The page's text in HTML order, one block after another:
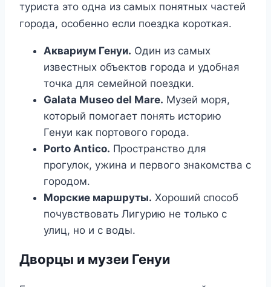
туриста это одна из самых понятных частей
города, особенно если поездка короткая.
Аквариум Генуи. Один из самых
известных объектов города и удобная
точка для семейной поездки.
Galata Museo del Mare. Музей моря,
который помогает понять историю
Генуи как портового города.
Porto Antico. Пространство для
прогулок, ужина и первого знакомства с
городом.
Морские маршруты. Хороший способ
почувствовать Лигурию не только с
улиц, но и с воды.
Дворцы и музеи Генуи